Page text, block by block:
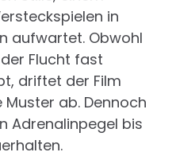
in
aufwartet. Obwohl
Flucht fast
driftet der Film
ab. Dennoch
Adrenalinpegel bis